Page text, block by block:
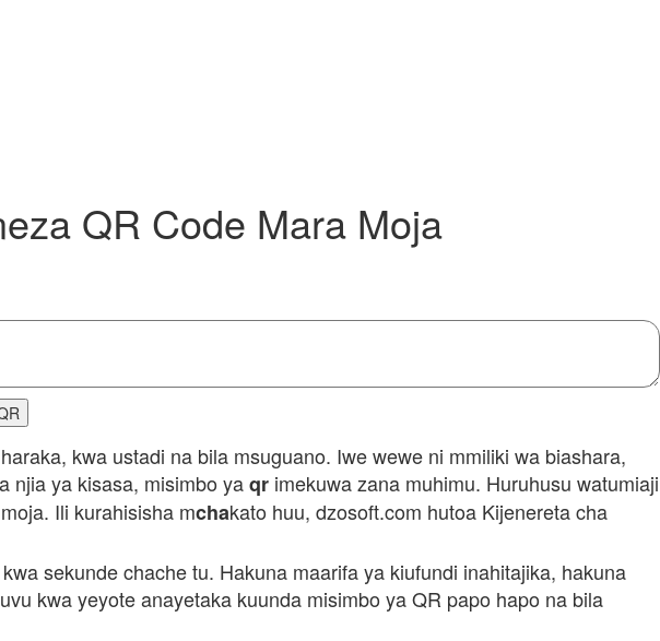
QR Code Mara Moja
kwa ustadi na bila msuguano. Iwe wewe ni mmiliki wa biashara,
njia ya kisasa, misimbo yaqr imekuwa zana muhimu. Huruhusu watumiaji
Ili kurahisisha mchakato huu, dzosoft.com hutoa Kijenereta cha
sekunde chache tu. Hakuna maarifa ya kiufundi inahitajika, hakuna
kwa yeyote anayetaka kuunda misimbo ya QR papo hapo na bila